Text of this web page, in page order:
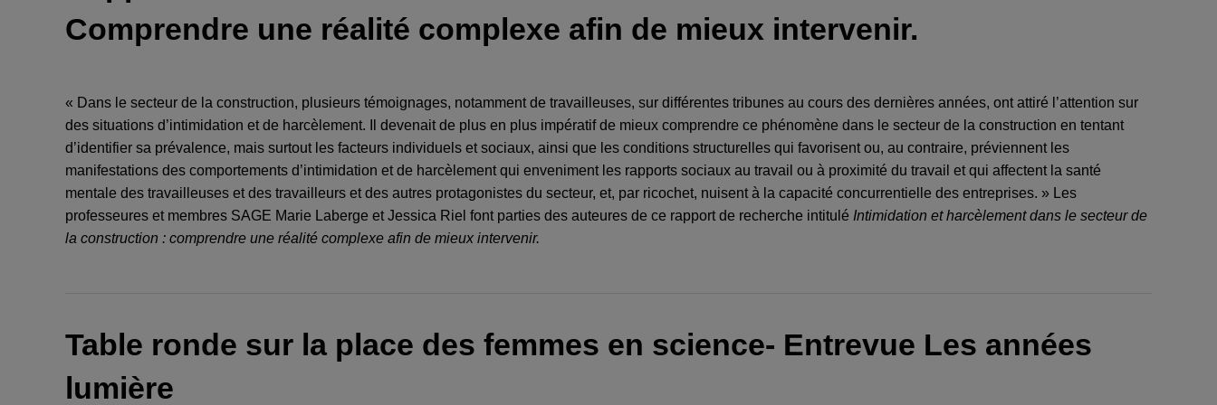
Comprendre une réalité complexe afin de mieux intervenir.
« Dans le secteur de la construction, plusieurs témoignages, notamment de travailleuses, sur différentes tribunes au cours des dernières années, ont attiré l’attention sur
des situations d’intimidation et de harcèlement. Il devenait de plus en plus impératif de mieux comprendre ce phénomène dans le secteur de la construction en tentant
d’identifier sa prévalence, mais surtout les facteurs individuels et sociaux, ainsi que les conditions structurelles qui favorisent ou, au contraire, préviennent les
manifestations des comportements d’intimidation et de harcèlement qui enveniment les rapports sociaux au travail ou à proximité du travail et qui affectent la santé
mentale des travailleuses et des travailleurs et des autres protagonistes du secteur, et, par ricochet, nuisent à la capacité concurrentielle des entreprises. » Les
professeures et membres SAGE Marie Laberge et Jessica Riel font parties des auteures de ce rapport de recherche intitulé Intimidation et harcèlement dans le secteur de
la construction : comprendre une réalité complexe afin de mieux intervenir.
Table ronde sur la place des femmes en science- Entrevue Les années
lumière